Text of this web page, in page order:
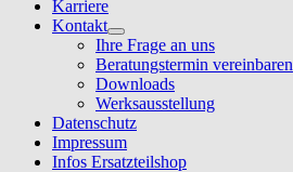
Karriere
Kontakt
Ihre Frage an uns
Beratungstermin vereinbaren
Downloads
Werksausstellung
Datenschutz
Impressum
Infos Ersatzteilshop